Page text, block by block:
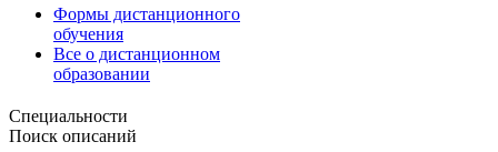
Формы дистанционного
обучения
Все о дистанционном
образовании
Специальности
Поиск описаний